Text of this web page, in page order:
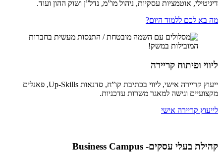
דיגיטילי, אוטמציות עסקיות, ניהול מו”מ, נדל”ן ושוק ההון ועוד.
מה בא לכם ללמוד היום?
ליווי ופיתוח קריירה
ייעוץ קריירה אישי, ליווי בכתיבת קו”ח, סדנאות Up-Skills, פאנלים
מקצועיים וגישה למאגר משרות עדכניות.
לייעוץ קריירה אישי
קהילת בעלי עסקים- Business Campus